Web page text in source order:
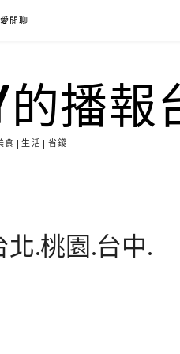
閒聊
的播報
食|生活|省錢
.桃園.台中.